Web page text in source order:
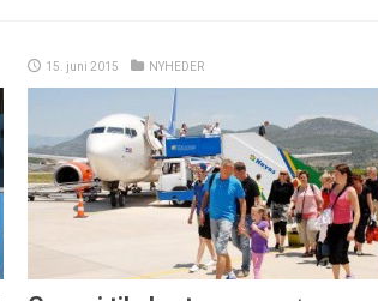
15. juni 2015 NYHEDER